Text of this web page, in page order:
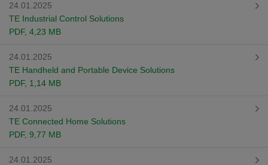
24.01.2025
TE Industrial Control Solutions
PDF, 4,23 MB
24.01.2025
TE Handheld and Portable Device Solutions
PDF, 1,14 MB
24.01.2025
TE Connected Home Solutions
PDF, 9,77 MB
24.01.2025